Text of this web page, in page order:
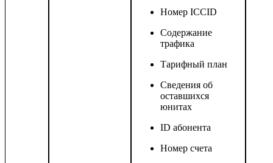
Номер ICCID
Содержание
трафика
Тарифный план
Сведения об
оставшихся
юнитах
ID абонента
Номер счета